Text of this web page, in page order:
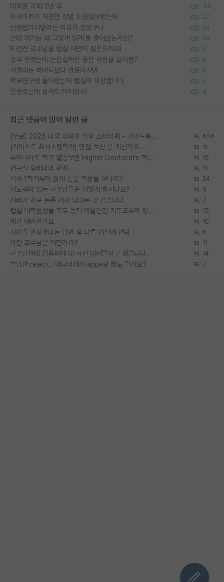
대학원 자퇴 2년 후 116
이사이트가 처음엔 정말 도움많이됐는데 27
신생랩가지말라는 이유가 있었구나 24
근데 여기는 왜 그렇게 SPK를 물어보는거임? 28
K 전전 교수님들 랩실 어떤지 질문드려요! 5
공부 못했는데 논문실적은 좋은 사람을 싫어함? 6
서울대는 하버드보다 명문이지만 9
학부연구생 들어왔는데 랩실이 이상합니다. 4
못생겼는데 성격도 더러워서 4
최근 댓글이 많이 달린 글
[무료] 2026 미국 대학원 유학 스타터팩 - 가이드북 & 합격자 컨택메일 템플릿 656
[카이스트 AI시스템학과] 면접 보신 분 계신가요... 11
우리나라도 학구 열풍보면 Higher Doctorate 학위가 필요하다고 봅니다. 16
연구실 후배와의 관계 11
석사 1학기부터 원래 논문 작성을 하나요? 24
지도력이 없는 교수님들은 어떻게 하시나요? 9
선배가 자꾸 논문 저자 탐내는 것 같습니다 7
랩실 대학원생들 모두 능력 미달인건 지도교수의 영향 아닌가? 15
제가 예민한가요 10
지원을 권장한다는 답변 후 다른 랩실에 연락 6
이런 교수님은 어떤가요? 11
교수님한테 랩홈피에 내 사진 내려달라고 했습니다. 14
부당한 reject.. 에디터에게 appeal 해도 될까요? 7